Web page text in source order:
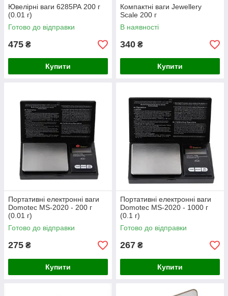
Ювелірні ваги 6285РА 200 г
(0.01 г)
Готово до відправки
475 ₴
Купити
Компактні ваги Jewellery
Scale 200 г
В наявності
340 ₴
Купити
Портативні електронні ваги
Domotec MS-2020 - 200 г
(0.01 г)
Готово до відправки
275 ₴
Купити
Портативні електронні ваги
Domotec MS-2020 - 1000 г
(0.1 г)
Готово до відправки
267 ₴
Купити